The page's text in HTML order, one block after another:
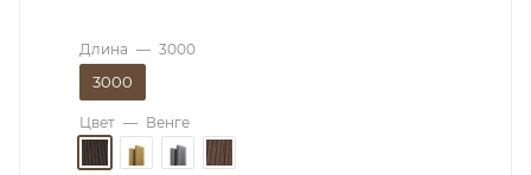
Длина — 3000
3000
Цвет — Венге